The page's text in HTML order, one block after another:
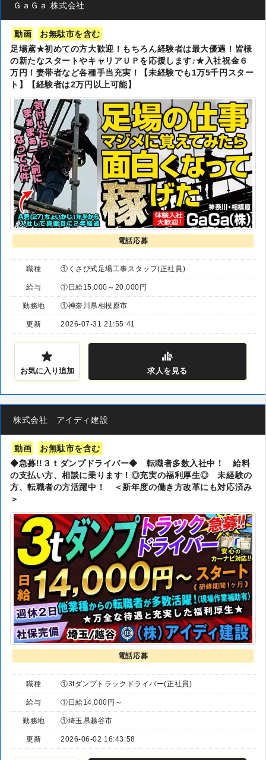
ＧａＧａ 株式会社
動画
お無駄市を含む
足場鳶★初めての方大歓迎！もちろん経験者は最大優遇！皆様
の新たなスタートやキャリアＵＰを応援します♪★入社祝金６
万円！妻帯者など各種手当充実！【未経験でも1万5千円スター
ト】【経験者は2万円以上可能】
電話応募
職種 ①くさび式足場工事スタッフ(正社員)
給与 ①日給15,000～20,000円
勤務地 ①神奈川県相模原市
更新 2026-07-31 21:55:41
お気に入り追加 求人を見る
株式会社 アイディ建設
動画
お無駄市を含む
◆急募!!３ｔダンプドライバー◆ 転職者多数入社中！ 給料
の支払い方、相談に乗ります！◎充実の福利厚生◎ 未経験の
方、転職者の方活躍中！ ＜新年度の働き方改革にも対応済み
＞
電話応募
職種 ①3tダンプトラックドライバー(正社員)
給与 ①日給14,000円～
勤務地 ①埼玉県越谷市
更新 2026-06-02 16:43:58